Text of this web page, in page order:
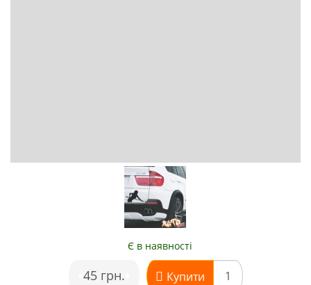
Є в наявності
45 грн. Купити